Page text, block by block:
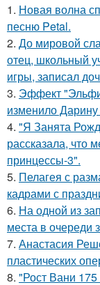
1. Новая волна
песню Petal.
2. До мировой
отец, школьный
игры, записал
3. Эффект
изменило
4. "Я Занята
рассказала, что
принцессы-3".
5. Пелагея с
кадрами с
6. На одной из
места в очереди
7. Анастасия
пластических
8. "Рост Вани